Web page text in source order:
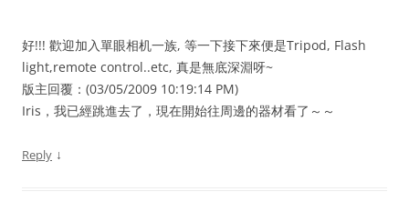
好!!! 歡迎加入單眼相机一族, 等一下接下來便是Tripod, Flash
light,remote control..etc, 真是無底深淵呀~
版主回覆：(03/05/2009 10:19:14 PM)
Iris，我已經跳進去了，現在開始往周邊的器材看了～～
Reply ↓